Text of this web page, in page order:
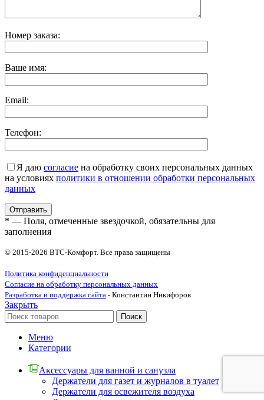
Номер заказа:
Ваше имя:
Email:
Телефон:
Я даю согласие на обработку своих персональных данных
на условиях политики в отношении обработки персональных
данных
* — Поля, отмеченные звездочкой, обязательны для
заполнения
© 2015-2026 ВТС-Комфорт. Все права защищены
Политика конфиденциальности
Согласие на обработку персональных данных
Разработка и поддержка сайта - Константин Никифоров
Закрыть
Поиск
Меню
Категории
Аксессуары для ванной и санузла
Держатели для газет и журналов в туалет
Держатели для освежителя воздуха